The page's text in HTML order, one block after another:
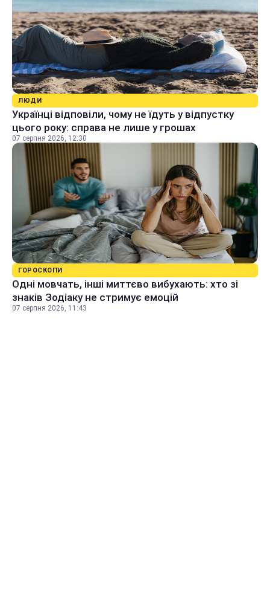
ЛЮДИ
Українці відповіли, чому не їдуть у відпустку
цього року: справа не лише у грошах
07 серпня 2026, 12:30
ГОРОСКОПИ
Одні мовчать, інші миттєво вибухають: хто зі
знаків Зодіаку не стримує емоцій
07 серпня 2026, 11:43